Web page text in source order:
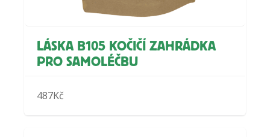
LÁSKA B105 KOČIČÍ ZAHRÁDKA
PRO SAMOLÉČBU
487Kč